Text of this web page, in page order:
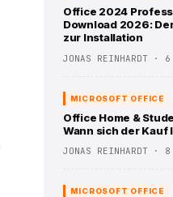
Office 2024
Download 2026:
zur Installation
JONAS REINHARDT ·
MICROSOFT OFFICE
Office Home &
Wann sich der Kauf
JONAS REINHARDT ·
MICROSOFT OFFICE